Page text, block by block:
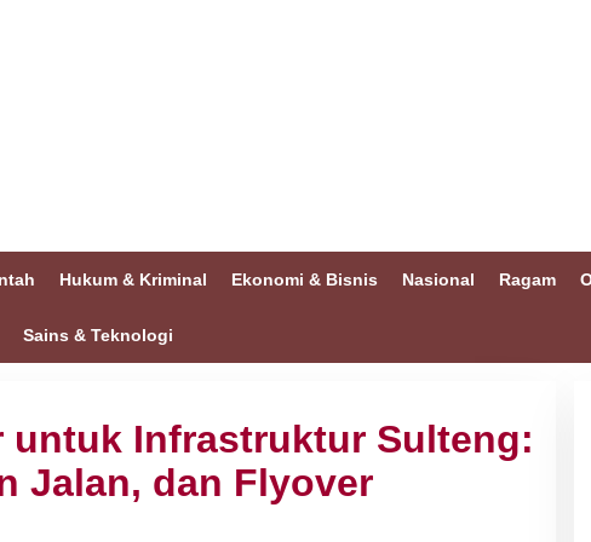
Hukum & Kriminal Ekonomi & Bisnis Nasional Ragam
Sains & Teknologi
untuk Infrastruktur Sulteng:
Jalan, dan Flyover